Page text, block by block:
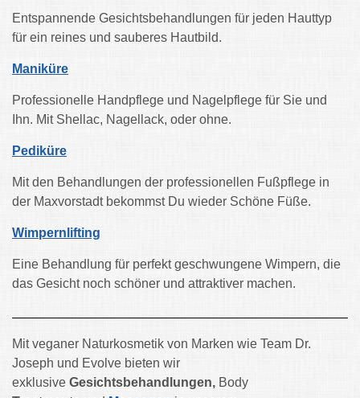
Entspannende Gesichtsbehandlungen für jeden Hauttyp
für ein reines und sauberes Hautbild.
Maniküre
Professionelle Handpflege und Nagelpflege für Sie und
Ihn. Mit Shellac, Nagellack, oder ohne.
Pediküre
Mit den Behandlungen der professionellen Fußpflege in
der Maxvorstadt bekommst Du wieder Schöne Füße.
Wimpernlifting
Eine Behandlung für perfekt geschwungene Wimpern, die
das Gesicht noch schöner und attraktiver machen.
Mit veganer Naturkosmetik von Marken wie Team Dr.
Joseph und Evolve bieten wir
exklusive Gesichtsbehandlungen, Body